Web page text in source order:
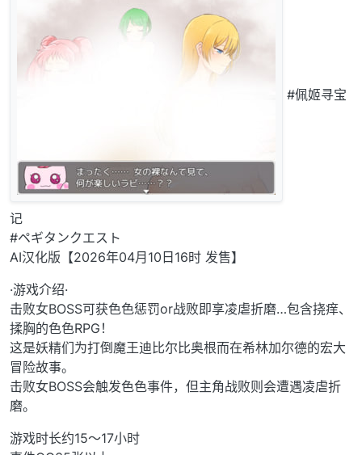
#佩姬寻宝
记
#ペギタンクエスト
AI汉化版【2026年04月10日16时 发售】
·游戏介绍·
击败女BOSS可获色色惩罚or战败即享凌虐折磨…包含挠痒、
揉胸的色色RPG！
这是妖精们为打倒魔王迪比尔比奥根而在希林加尔德的宏大
冒险故事。
击败女BOSS会触发色色事件，但主角战败则会遭遇凌虐折
磨。
游戏时长约15～17小时